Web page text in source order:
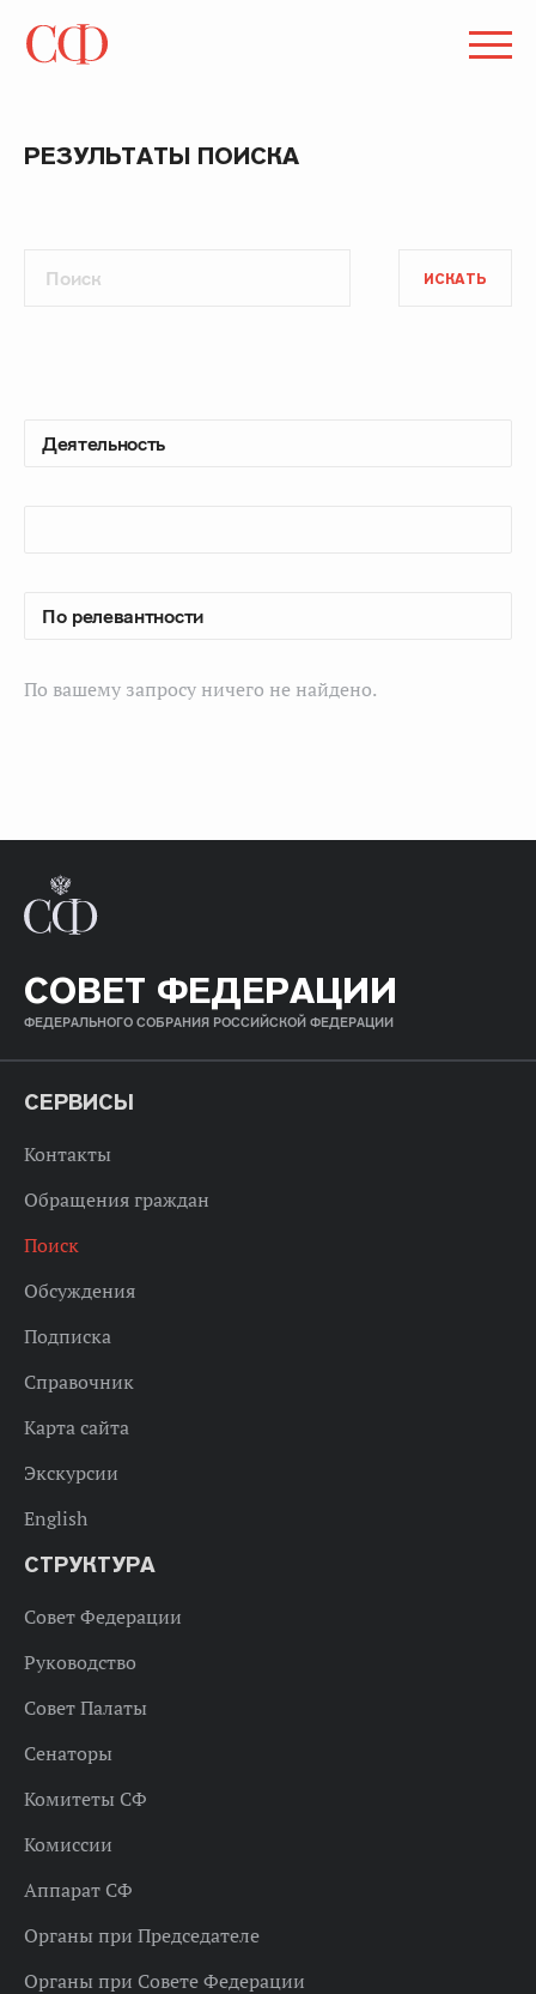
РЕЗУЛЬТАТЫ ПОИСКА
ИСКАТЬ
По вашему запросу ничего не найдено.
СОВЕТ ФЕДЕРАЦИИ
ФЕДЕРАЛЬНОГО СОБРАНИЯ РОССИЙСКОЙ ФЕДЕРАЦИИ
СЕРВИСЫ
Контакты
Обращения граждан
Поиск
Обсуждения
Подписка
Справочник
Карта сайта
Экскурсии
English
СТРУКТУРА
Совет Федерации
Руководство
Совет Палаты
Сенаторы
Комитеты СФ
Комиссии
Аппарат СФ
Органы при Председателе
Органы при Совете Федерации